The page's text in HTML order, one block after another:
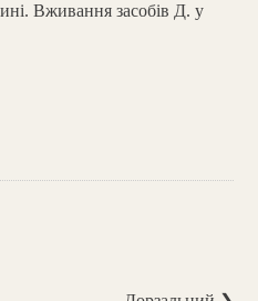
Вживання засобів Д. у